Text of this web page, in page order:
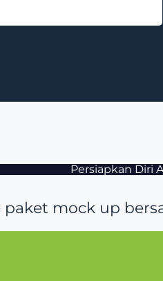
Persiapkan Diri
paket mock up